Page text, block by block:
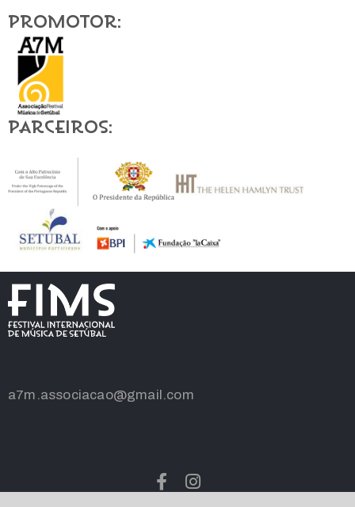
Promotor:
Parceiros:
a7m.associacao@gmail.com